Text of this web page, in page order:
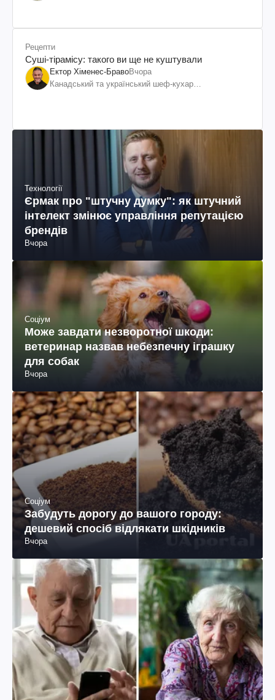
Рецепти
Суші-тірамісу: такого ви ще не куштували
Ектор Хіменес-БравоВчора
Канадський та український шеф-кухар
Технології
Єрмак про "штучну думку": як штучний
інтелект змінює управління репутацією
брендів
Вчора
Соціум
Може завдати незворотної шкоди:
ветеринар назвав небезпечну іграшку
для собак
Вчора
Соціум
Забудуть дорогу до вашого городу:
дешевий спосіб відлякати шкідників
Вчора